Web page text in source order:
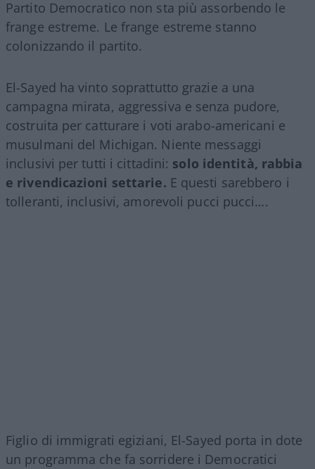
Partito Democratico non sta più assorbendo le
frange estreme. Le frange estreme stanno
colonizzando il partito.
El-Sayed ha vinto soprattutto grazie a una
campagna mirata, aggressiva e senza pudore,
costruita per catturare i voti arabo-americani e
musulmani del Michigan. Niente messaggi
inclusivi per tutti i cittadini: solo identità, rabbia
e rivendicazioni settarie. E questi sarebbero i
tolleranti, inclusivi, amorevoli pucci pucci….
Figlio di immigrati egiziani, El-Sayed porta in dote
un programma che fa sorridere i Democratici